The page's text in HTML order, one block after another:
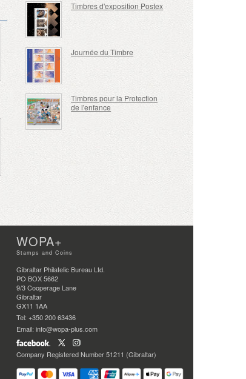
Timbres d'exposition Postex
Journée du Timbre
Timbres pour la Protection
de l'enfance
WOPA+
Stamps and Coins
Gibraltar Philatelic Bureau Ltd.
PO BOX 5662
9/3 Cooperage Lane
Gibraltar
GX11 1AA
Tel: +350 200 63436
Email: info@wopa-plus.com
Company Registered Number 51211 (Gibraltar)